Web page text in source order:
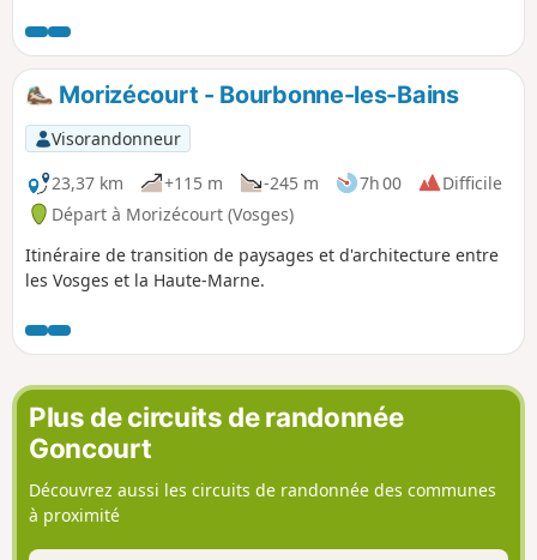
étape. Après la fraîcheur d'une hêtraie, nous découvrons
nos premiers lavoirs pour terminer devant les thermes de
Bourbonne-les-Bains.
Morizécourt - Bourbonne-les-Bains
Visorandonneur
23,37 km
+115 m -245 m 7h 00
Difficile
Départ à Morizécourt (Vosges)
Itinéraire de transition de paysages et d'architecture entre
les Vosges et la Haute-Marne.
Plus de circuits de randonnée
Goncourt
Découvrez aussi les circuits de randonnée des communes
à proximité